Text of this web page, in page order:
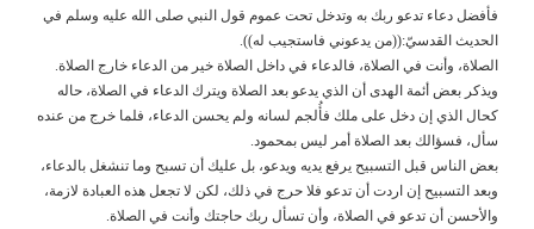
فأفضل دعاء تدعو ربك به وتدخل تحت عموم قول النبي صلى الله عليه وسلم في
الحديث القدسيّ:((من يدعوني فاستجيب له)).
الصلاة، وأنت في الصلاة، فالدعاء في داخل الصلاة خير من الدعاء خارج الصلاة.
ويذكر بعض أئمة الهدى أن الذي يدعو بعد الصلاة ويترك الدعاء في الصلاة، حاله
كحال الذي إن دخل على ملك فأُلجم لسانه ولم يحسن الدعاء، فلما خرج من عنده
سأل، فسؤالك بعد الصلاة أمر ليس بمحمود.
بعض الناس قبل التسبيح يرفع يديه ويدعو، بل عليك أن تسبح وما تنشغل بالدعاء،
وبعد التسبيح إن اردت أن تدعو فلا حرج في ذلك، لكن لا تجعل هذه العبادة لازمة،
والأحسن أن تدعو في الصلاة، وأن تسأل ربك حاجتك وأنت في الصلاة.